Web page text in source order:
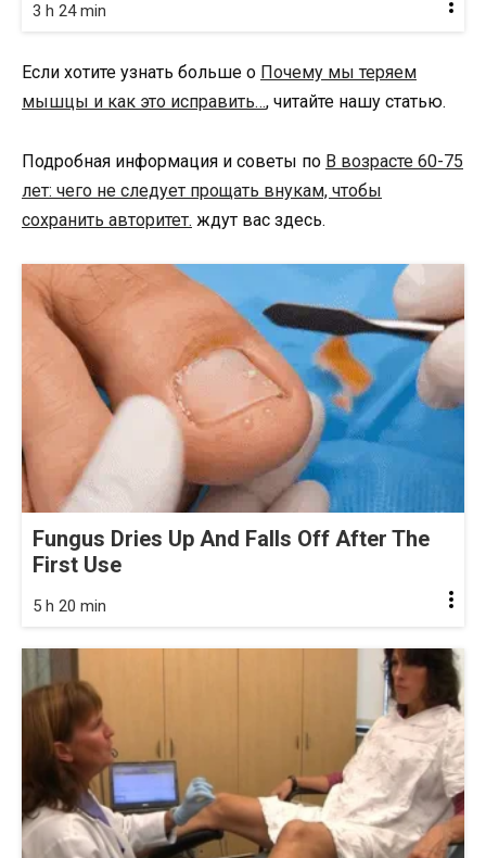
3 h 24 min
Если хотите узнать больше о Почему мы теряем
мышцы и как это исправить…, читайте нашу статью.
Подробная информация и советы по В возрасте 60-75
лет: чего не следует прощать внукам, чтобы
сохранить авторитет. ждут вас здесь.
Fungus Dries Up And Falls Off After The
First Use
5 h 20 min